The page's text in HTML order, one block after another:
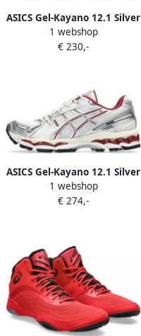
ASICS Gel-Kayano 12.1 Silver
Burgundy
1 webshop
€ 230,-
ASICS Gel-Kayano 12.1 Silver
Burgundy
1 webshop
€ 274,-